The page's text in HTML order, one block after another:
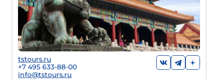
tstours.ru
+7 495 633-88-00
info@tstours.ru